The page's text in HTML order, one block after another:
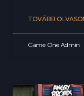
TOVÁBB
Game One Admin